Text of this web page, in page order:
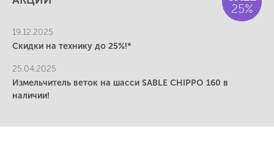
25%
19.12.2025
Скидки на технику до 25%!*
25.04.2025
Измельчитель веток на шасси SABLE CHIPPO 160 в
наличии!